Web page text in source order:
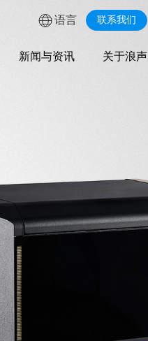
语言 联系我们
新闻与资讯 关于浪声